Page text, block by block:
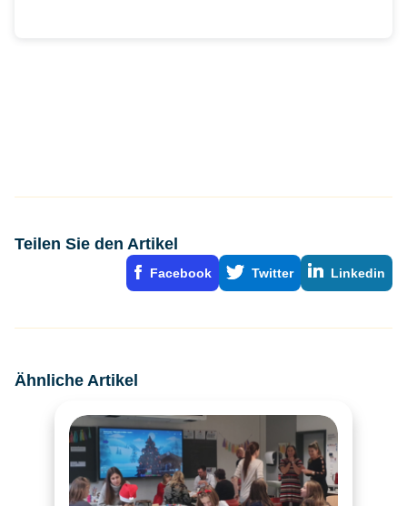
Teilen Sie den Artikel
Facebook Twitter Linkedin
Ähnliche Artikel